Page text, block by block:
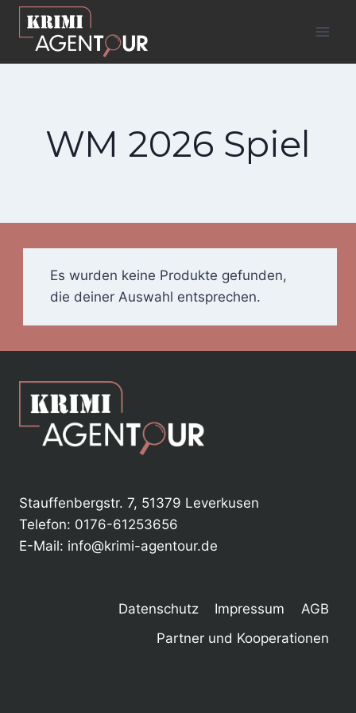
Zum
Inhalt
springen
WM 2026 Spiel
Es wurden keine Produkte gefunden,
die deiner Auswahl entsprechen.
Stauffenbergstr. 7, 51379 Leverkusen
Telefon: 0176-61253656
E-Mail: info@krimi-agentour.de
Datenschutz Impressum
AGB
Partner und Kooperationen